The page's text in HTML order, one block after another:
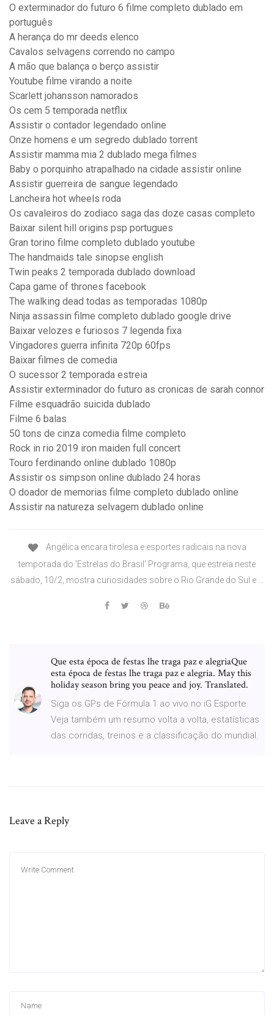
O exterminador do futuro 6 filme completo dublado em
português
A herança do mr deeds elenco
Cavalos selvagens correndo no campo
A mão que balança o berço assistir
Youtube filme virando a noite
Scarlett johansson namorados
Os cem 5 temporada netflix
Assistir o contador legendado online
Onze homens e um segredo dublado torrent
Assistir mamma mia 2 dublado mega filmes
Baby o porquinho atrapalhado na cidade assistir online
Assistir guerreira de sangue legendado
Lancheira hot wheels roda
Os cavaleiros do zodiaco saga das doze casas completo
Baixar silent hill origins psp portugues
Gran torino filme completo dublado youtube
The handmaids tale sinopse english
Twin peaks 2 temporada dublado download
Capa game of thrones facebook
The walking dead todas as temporadas 1080p
Ninja assassin filme completo dublado google drive
Baixar velozes e furiosos 7 legenda fixa
Vingadores guerra infinita 720p 60fps
Baixar filmes de comedia
O sucessor 2 temporada estreia
Assistir exterminador do futuro as cronicas de sarah connor
Filme esquadrão suicida dublado
Filme 6 balas
50 tons de cinza comedia filme completo
Rock in rio 2019 iron maiden full concert
Touro ferdinando online dublado 1080p
Assistir os simpson online dublado 24 horas
O doador de memorias filme completo dublado online
Assistir na natureza selvagem dublado online
Angélica encara tirolesa e esportes radicais na nova
temporada do 'Estrelas do Brasil' Programa, que estreia neste
sábado, 10/2, mostra curiosidades sobre o Rio Grande do Sul e …
Que esta época de festas lhe traga paz e alegriaQue
esta época de festas lhe traga paz e alegria. May this
holiday season bring you peace and joy. Translated.
Siga os GPs de Fórmula 1 ao vivo no iG Esporte.
Veja também um resumo volta a volta, estatísticas
das corridas, treinos e a classificação do mundial.
Leave a Reply